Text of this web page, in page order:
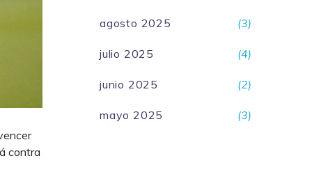
contra
agosto 2025 (3)
julio 2025 (4)
junio 2025 (2)
mayo 2025 (3)